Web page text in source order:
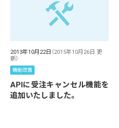
2013年10月22日 （2015年10月26日 更
新）
機能改善
APIに受注キャンセル機能を
追加いたしました。